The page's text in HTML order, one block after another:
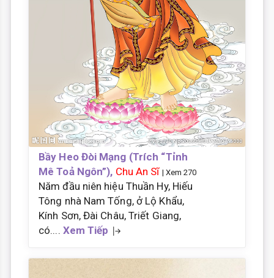
Bầy Heo Đòi Mạng (Trích “Tỉnh
Mê Toả Ngôn”), Chu An Sĩ | Xem 270
Năm đầu niên hiệu Thuần Hy, Hiếu
Tông nhà Nam Tống, ở Lộ Khẩu,
Kính Sơn, Đài Châu, Triết Giang,
có.... Xem Tiếp